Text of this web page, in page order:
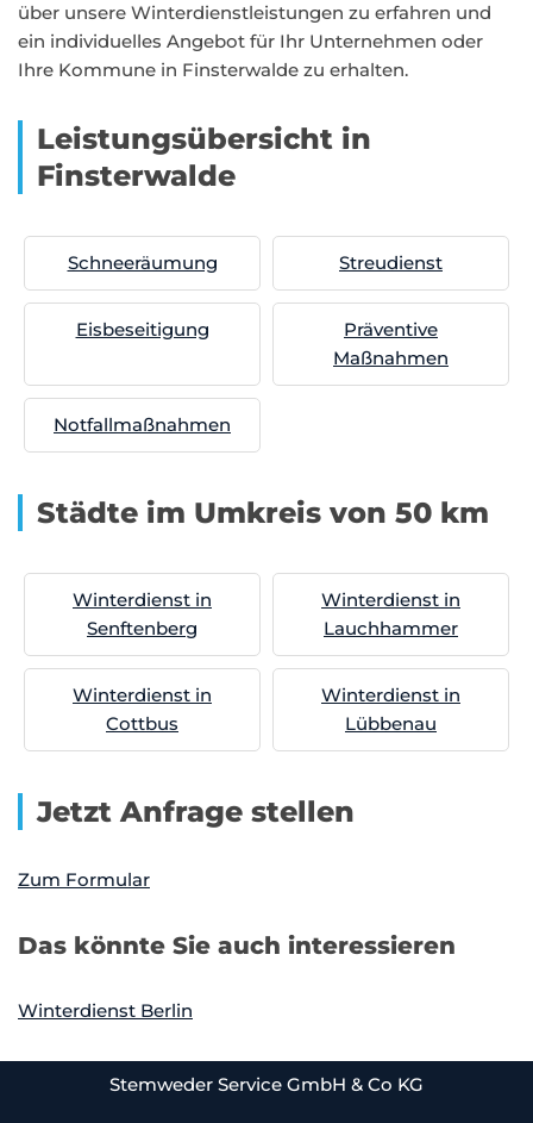
über unsere Winterdienstleistungen zu erfahren und
ein individuelles Angebot für Ihr Unternehmen oder
Ihre Kommune in Finsterwalde zu erhalten.
Leistungsübersicht in
Finsterwalde
Schneeräumung Streudienst
Eisbeseitigung
Präventive
Maßnahmen
Notfallmaßnahmen
Städte im Umkreis von 50 km
Winterdienst in
Senftenberg
Winterdienst in
Lauchhammer
Winterdienst in
Cottbus
Winterdienst in
Lübbenau
Jetzt Anfrage stellen
Zum Formular
Das könnte Sie auch interessieren
Winterdienst Berlin
Stemweder Service GmbH & Co KG